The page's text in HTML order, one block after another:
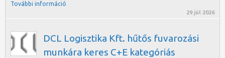
További információ
29 júl 2026
DCL Logisztika Kft. hűtős fuvarozási
munkára keres C+E kategóriás